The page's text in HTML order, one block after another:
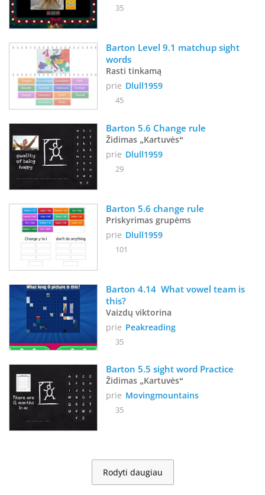
35
Barton Level 9.1 matchup sight
words
Rasti tinkamą
prie Dlull1959
45
Barton 5.6 Change rule
Židimas „Kartuvės“
prie Dlull1959
29
Barton 5.6 change rule
Priskyrimas grupėms
prie Dlull1959
101
Barton 4.14  What vowel team is
this?
Vaizdų viktorina
prie Peakreading
35
Barton 5.5 sight word Practice
Židimas „Kartuvės“
prie Movingmountains
35
Rodyti daugiau